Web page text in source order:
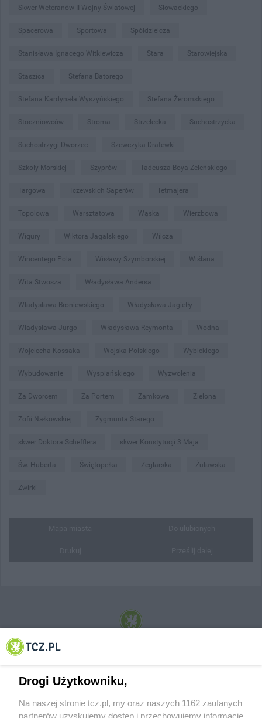
Skwer Weteranów II Wojny Światowej Słowackiego
Spacerowa Sportowa Spółdzielcza
Stanisława Ignacego Witkiewicza Stara Starowiejska
Staszica Stefana Batorego
Stefana Kardynała Wyszyńskiego Stefana Żeromskiego
Stoczniowców Stroma Strzelecka Suchostrzycka
Suchostrzygi Dworzec Szewczyka Dratewki
Szkoły Morskiej Szyprów Tadeusza Boya-Żeleńskiego
Targowa Tczewskich Saperów Tetmajera
Topolowa Warsztatowa Wąska Wierzbowa
Wigury Wiktora Jagalskiego Wilcza
Wincentego Pola Wisławy Szymborskiej Wiślana
Wita Stwosza Władysława Andersa
Władysława Broniewskiego Władysława Jagiełły
Władysława Jurgo Władysława Reymonta Wodna
Wojciecha Kossaka Wojska Polskiego Wybickiego
Wybudowanie Wyspiańskiego Wyzwolenia
Za Dworcem Za Portem Zamkowa Zielona
Zofii Nałkowskiej Zygmunta Starego
skwer Doktora Schefflera skwer Konstytucji 3 Maja
Św. Huberta Świętopełka Żeglarska Żuławska
Żwirki
© 2001-2026 Tczew - TCZ.PL Sp. z o.o. Internetowy Serwis Informacyjny Miasta
Drogi Użytkowniku,
Na naszej stronie tcz.pl, my oraz naszych 1162 zaufanych
partnerów uzyskujemy dostęp i przechowujemy informacje